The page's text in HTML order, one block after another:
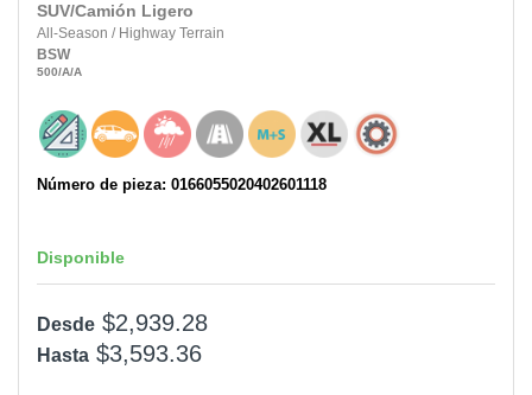
SUV/Camión Ligero
All-Season / Highway Terrain
BSW
500/A/A
Número de pieza: 0166055020402601118
Disponible
Desde $2,939.28
Hasta $3,593.36